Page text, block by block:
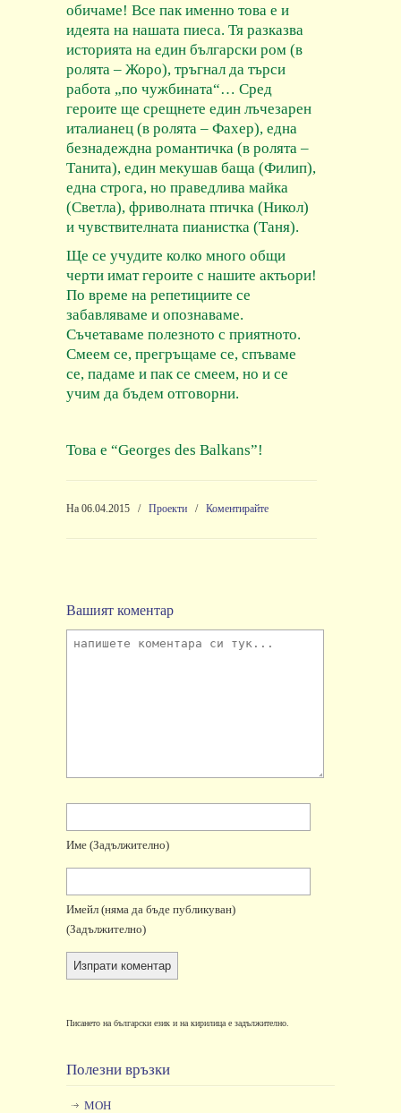
обичаме! Все пак именно това е и
идеята на нашата пиеса. Тя разказва
историята на един български ром (в
ролята – Жоро), тръгнал да търси
работа „по чужбината“… Сред
героите ще срещнете един лъчезарен
италианец (в ролята – Фахер), една
безнадеждна романтичка (в ролята –
Танита), един мекушав баща (Филип),
една строга, но праведлива майка
(Светла), фриволната птичка (Никол)
и чувствителната пианистка (Таня).
Ще се учудите колко много общи
черти имат героите с нашите актьори!
По време на репетициите се
забавляваме и опознаваме.
Съчетаваме полезното с приятното.
Смеем се, прегръщаме се, спъваме
се, падаме и пак се смеем, но и се
учим да бъдем отговорни.
Това е “Georges des Balkans”!
На 06.04.2015 / Проекти / Коментирайте
Вашият коментар
Име (задължително)
Имейл (няма да бъде публикуван)
(задължително)
Писането на български език и на кирилица е задължително.
Полезни връзки
МОН